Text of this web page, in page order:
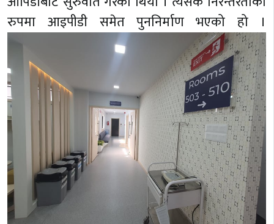
रुपमा आइपीडी समेत पुननिर्माण भएको हो ।